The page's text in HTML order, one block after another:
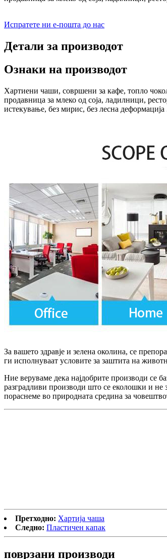
Испратете ни е-пошта до нас
Детали за производот
Ознаки на производот
Хартиени чаши, совршени за кафе, топло
продавница за млеко од соја, ладилници,
истекување, без мирис, без лесна деформација
За вашето здравје и зелена околина, се
ги исполнуваат условите за заштита на
Ние веруваме дека најдобрите производи се
разградливи производи што се еколошки и не
пораснеме во природната средина за
Претходно: Хартија чаша
Следно: Пластичен капак
поврзани производи